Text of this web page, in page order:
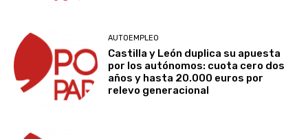
AUTOEMPLEO
Castilla y León duplica su apuesta
por los autónomos: cuota cero dos
años y hasta 20.000 euros por
relevo generacional